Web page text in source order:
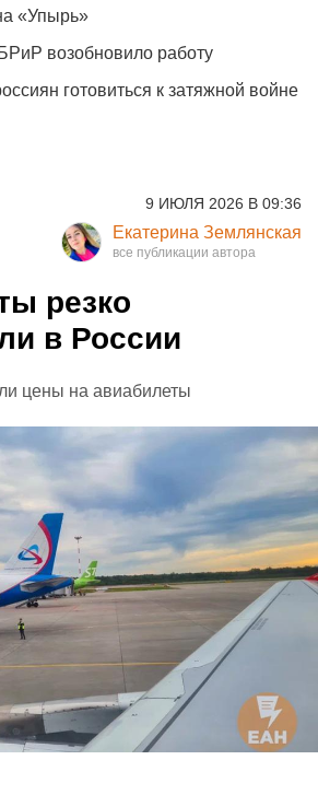
«Упырь»
возобновило работу
готовиться к затяжной войне
9 ИЮЛЯ 2026 В 09:36
Екатерина Землянская
резко
в России
цены на авиабилеты